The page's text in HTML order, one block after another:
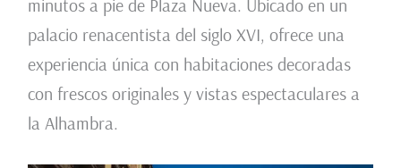
minutos a pie de Plaza Nueva. Ubicado en un
palacio renacentista del siglo XVI, ofrece una
experiencia única con habitaciones decoradas
con frescos originales y vistas espectaculares a
la Alhambra.